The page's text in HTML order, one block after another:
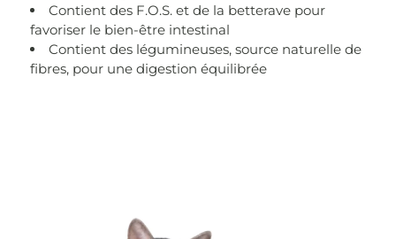
Contient des F.O.S. et de la betterave pour
favoriser le bien-être intestinal
Contient des légumineuses, source naturelle de
fibres, pour une digestion équilibrée